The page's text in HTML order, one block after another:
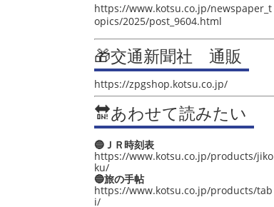
https://www.kotsu.co.jp/newspaper_t
opics/2025/post_9604.html
🎁交通新聞社 通販
https://zpgshop.kotsu.co.jp/
🔛あわせて読みたい
🔵ＪＲ時刻表
https://www.kotsu.co.jp/products/jiko
ku/
🔵旅の手帖
https://www.kotsu.co.jp/products/tab
i/